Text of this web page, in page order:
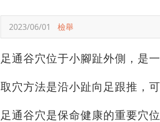
2023/06/01 檢舉
足通谷穴位于小腳趾外側，是一
取穴方法是沿小趾向足跟推，
足通谷穴是保命健康的重要穴